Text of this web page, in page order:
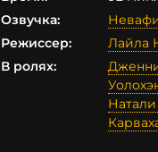
Озвучка:
Режиссер:
Лайла
В ролях: